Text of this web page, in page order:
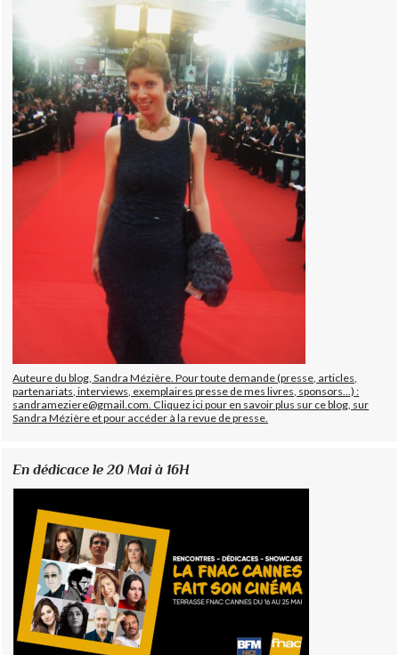
Auteure du blog, Sandra Mézière. Pour toute demande (presse, articles,
partenariats, interviews, exemplaires presse de mes livres, sponsors...) :
sandrameziere@gmail.com. Cliquez ici pour en savoir plus sur ce blog, sur
Sandra Mézière et pour accéder à la revue de presse.
En dédicace le 20 Mai à 16H